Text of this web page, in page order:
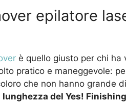
epilatore
è quello giusto per chi ha
pratico e maneggevole:
che non hanno grande
del Yes!